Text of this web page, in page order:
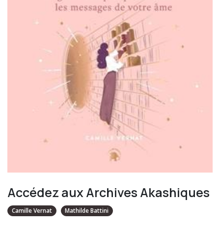
Accédez aux Archives Akashiques
Camille Vernat Mathilde Battini